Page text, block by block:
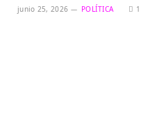
junio 25, 2026 POLÍTICA